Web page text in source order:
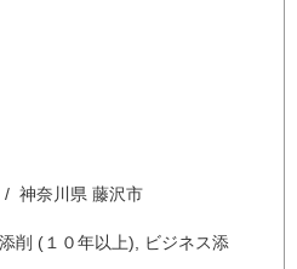
神奈川県 藤沢市
削 (１０年以上), ビジネス添